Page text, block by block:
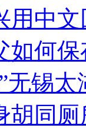
用中
如何
无锡
胡同